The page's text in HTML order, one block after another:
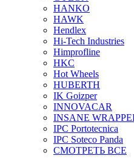
HANKO
HAWK
Hendlex
Hi-Tech Industries
Himprofline
HKC
Hot Wheels
HUBERTH
IK Goizper
INNOVACAR
INSANE
IPC Portotecnica
IPC Soteco Panda
СМОТРЕТЬ ВСЕ